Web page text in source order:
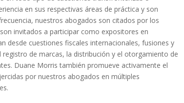
en sus respectivas áreas de práctica y son
nuestros abogados son citados por los
invitados a participar como expositores en
desde cuestiones fiscales internacionales, fusiones y
de marcas, la distribución y el otorgamiento de
Duane Morris también promueve activamente el
por nuestros abogados en múltiples